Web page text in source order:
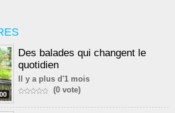
Des balades qui changent le
quotidien
Il y a plus d'1 mois
(0 vote)